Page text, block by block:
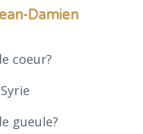
Damien
coeur?
gueule?